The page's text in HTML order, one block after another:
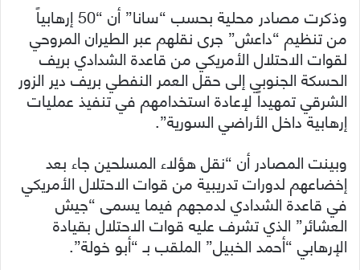
وذكرت مصادر محلية بحسب “سانا” أن “50 إرهابياً
من تنظيم “داعش” جرى نقلهم عبر الطيران المروحي
لقوات الاحتلال الأمريكي من قاعدة الشدادي بريف
الحسكة الجنوبي إلى حقل العمر النفطي بريف دير الزور
الشرقي تمهيداً لإعادة استخدامهم في تنفيذ عمليات
إرهابية داخل الأراضي السورية”.
وبينت المصادر أن “نقل هؤلاء المسلحين جاء بعد
إخضاعهم لدورات تدريبية من قوات الاحتلال الأمريكي
في قاعدة الشدادي لدمجهم فيما يسمى “جيش
العشائر” الذي تشرف عليه قوات الاحتلال بقيادة
الإرهابي “أحمد الخبيل” الملقب بـ “أبو خولة”.